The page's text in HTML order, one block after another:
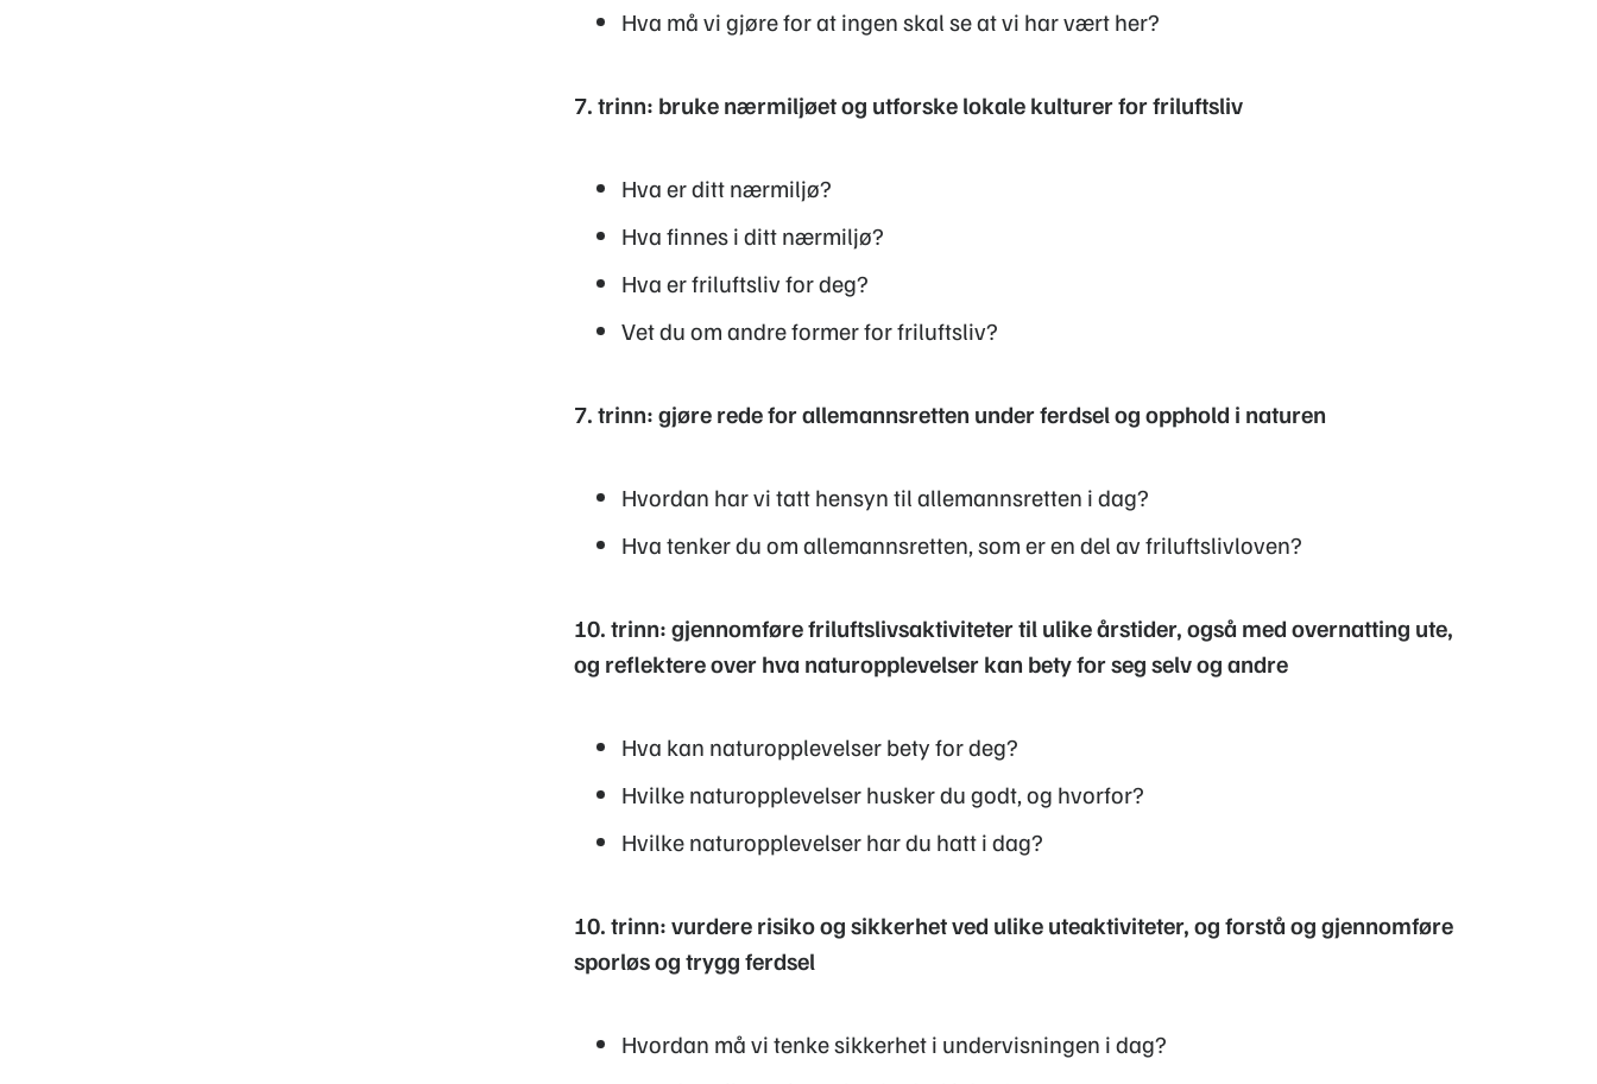
Hva må vi gjøre for at ingen skal se at vi har vært her?
7. trinn: bruke nærmiljøet og utforske lokale kulturer for friluftsliv
Hva er ditt nærmiljø?
Hva finnes i ditt nærmiljø?
Hva er friluftsliv for deg?
Vet du om andre former for friluftsliv?
7. trinn: gjøre rede for allemannsretten under ferdsel og opphold i naturen
Hvordan har vi tatt hensyn til allemannsretten i dag?
Hva tenker du om allemannsretten, som er en del av friluftslivloven?
10. trinn: gjennomføre friluftslivsaktiviteter til ulike årstider, også med overnatting ute,
og reflektere over hva naturopplevelser kan bety for seg selv og andre
Hva kan naturopplevelser bety for deg?
Hvilke naturopplevelser husker du godt, og hvorfor?
Hvilke naturopplevelser har du hatt i dag?
10. trinn: vurdere risiko og sikkerhet ved ulike uteaktiviteter, og forstå og gjennomføre
sporløs og trygg ferdsel
Hvordan må vi tenke sikkerhet i undervisningen i dag?